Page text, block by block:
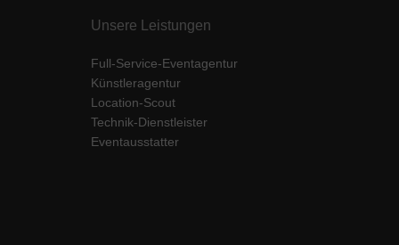
Unsere Leistungen
Full-Service-Eventagentur
Künstleragentur
Location-Scout
Technik-Dienstleister
Eventausstatter